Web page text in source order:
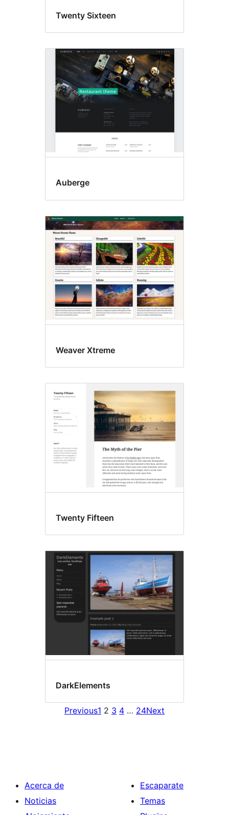
Twenty Sixteen
Auberge
Weaver Xtreme
Twenty Fifteen
DarkElements
Previous1 2 3 4 … 24Next
Acerca de
Noticias
Escaparate
Temas